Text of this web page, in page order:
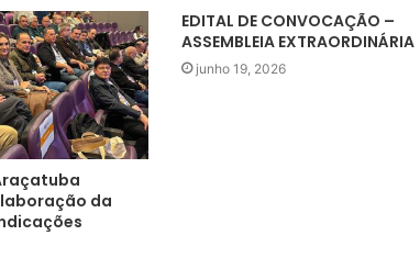
da
EDITAL DE CONVOCAÇÃO –
ASSEMBLEIA EXTRAORDINÁRIA
junho 19, 2026